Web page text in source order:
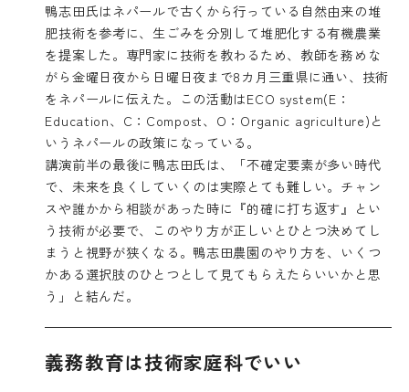
鴨志田氏はネパールで古くから行っている自然由来の堆
肥技術を参考に、生ごみを分別して堆肥化する有機農業
を提案した。専門家に技術を教わるため、教師を務めな
がら金曜日夜から日曜日夜まで8カ月三重県に通い、技術
をネパールに伝えた。この活動はECO system(E：
Education、C：Compost、O：Organic agriculture)と
いうネパールの政策になっている。
講演前半の最後に鴨志田氏は、「不確定要素が多い時代
で、未来を良くしていくのは実際とても難しい。チャン
スや誰かから相談があった時に『的確に打ち返す』とい
う技術が必要で、このやり方が正しいとひとつ決めてし
まうと視野が狭くなる。鴨志田農園のやり方を、いくつ
かある選択肢のひとつとして見てもらえたらいいかと思
う」と結んだ。
義務教育は技術家庭科でいい